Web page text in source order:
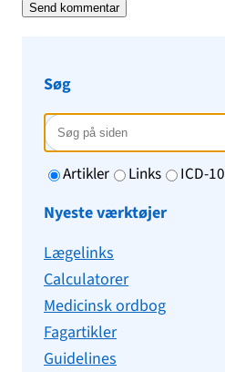
Søg
Artikler Links
ICD-10
Nyeste værktøjer
Lægelinks
Calculatorer
Medicinsk ordbog
Fagartikler
Guidelines